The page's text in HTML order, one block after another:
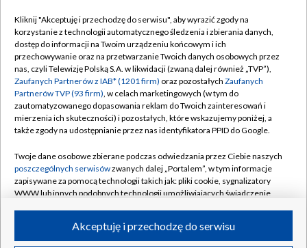
TVP
Abonament TVP
Emisja w TVP
Centrum informacji TVP
Naziemna Telewizja Cyfrowa
Rada Programowa
System NOS
Informacje o nadawcy
Program dla prasy
Regulamin TVP
Polityka prywatności
Moje zgody
Pomoc
Kontakt
Kanały
Kliknij "Akceptuję i przechodzę do serwisu", aby wyrazić zgody na
korzystanie z technologii automatycznego śledzenia i zbierania danych,
dostęp do informacji na Twoim urządzeniu końcowym i ich
przechowywanie oraz na przetwarzanie Twoich danych osobowych przez
nas, czyli Telewizję Polską S.A. w likwidacji (zwaną dalej również „TVP”),
Zaufanych Partnerów z IAB* (1201 firm) oraz pozostałych Zaufanych
Partnerów TVP (93 firm), w celach marketingowych (w tym do
zautomatyzowanego dopasowania reklam do Twoich zainteresowań i
mierzenia ich skuteczności) i pozostałych, które wskazujemy poniżej, a
także zgody na udostępnianie przez nas identyfikatora PPID do Google.
Twoje dane osobowe zbierane podczas odwiedzania przez Ciebie naszych
poszczególnych serwisówzwanych dalej „Portalem”, w tym informacje
zapisywane za pomocą technologii takich jak: pliki cookie, sygnalizatory
WWW lub innych podobnych technologii umożliwiających świadczenie
ruchu w Internecie.Akceptuję i przechodzę do serwisu